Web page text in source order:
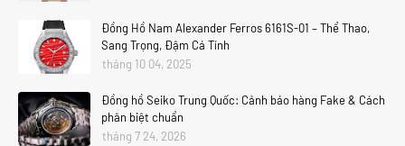
Đồng Hồ Nam Alexander Ferros 6161S-01 – Thể Thao,
Sang Trọng, Đậm Cá Tính
tháng 10 04, 2025
Đồng hồ Seiko Trung Quốc: Cảnh báo hàng Fake & Cách
phân biệt chuẩn
tháng 7 24, 2026